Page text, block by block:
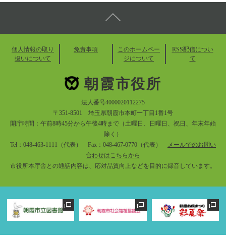
個人情報の取り
扱いについて
免責事項
このホームペー
ジについて
RSS配信につい
て
朝霞市役所
法人番号4000020112275
〒351-8501 埼玉県朝霞市本町一丁目1番1号
開庁時間：午前8時45分から午後4時まで（土曜日、日曜日、祝日、年末年始
除く）
Tel：048-463-1111（代表） Fax：048-467-0770（代表）
メールでのお問い
合わせはこちらから
市役所本庁舎との通話内容は、応対品質向上などを目的に録音しています。